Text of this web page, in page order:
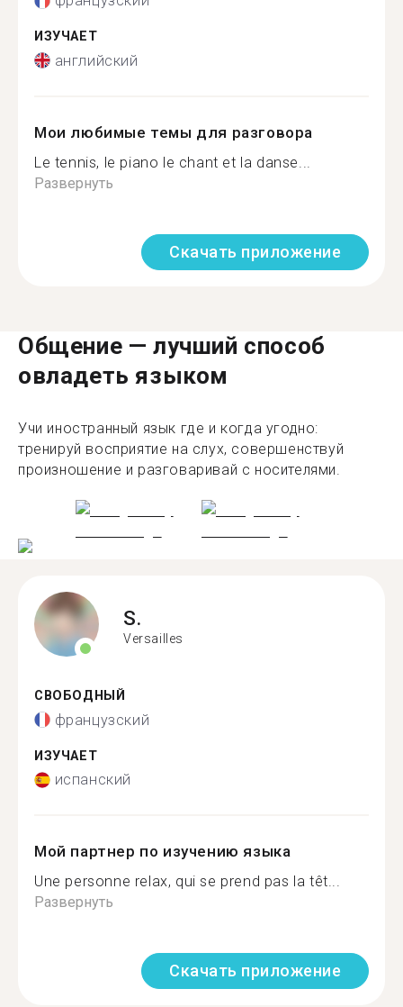
ИЗУЧАЕТ
английский
Мои любимые темы для разговора
Le tennis, le piano le chant et la danse...
Развернуть
Скачать приложение
Общение — лучший способ
овладеть языком
Учи иностранный язык где и когда угодно:
тренируй восприятие на слух, совершенствуй
произношение и разговаривай с носителями.
S.
Versailles
СВОБОДНЫЙ
французский
ИЗУЧАЕТ
испанский
Мой партнер по изучению языка
Une personne relax, qui se prend pas la têt...
Развернуть
Скачать приложение